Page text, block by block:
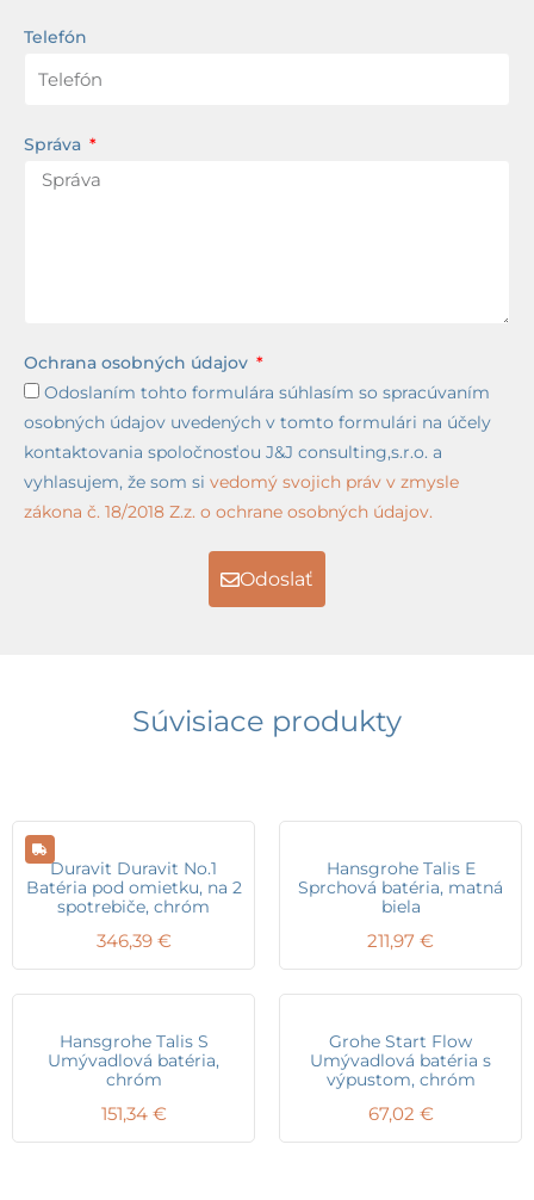
Telefón
Správa
Ochrana osobných údajov
Odoslaním tohto formulára súhlasím so spracúvaním
osobných údajov uvedených v tomto formulári na účely
kontaktovania spoločnosťou J&J consulting,s.r.o. a
vyhlasujem, že som si vedomý svojich práv v zmysle
zákona č. 18/2018 Z.z. o ochrane osobných údajov.
Odoslať
Súvisiace produkty
Duravit Duravit No.1
Batéria pod omietku, na 2
spotrebiče, chróm
346,39 €
Hansgrohe Talis E
Sprchová batéria, matná
biela
211,97 €
Hansgrohe Talis S
Umývadlová batéria,
chróm
151,34 €
Grohe Start Flow
Umývadlová batéria s
výpustom, chróm
67,02 €